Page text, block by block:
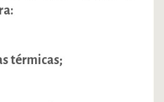
térmicas;